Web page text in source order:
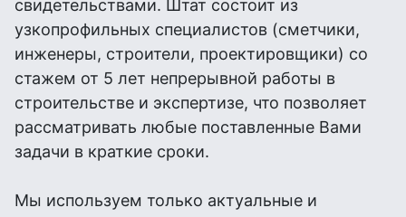
свидетельствами. Штат состоит из
узкопрофильных специалистов (сметчики,
инженеры, строители, проектировщики) со
стажем от 5 лет непрерывной работы в
строительстве и экспертизе, что позволяет
рассматривать любые поставленные Вами
задачи в краткие сроки.
Мы используем только актуальные и